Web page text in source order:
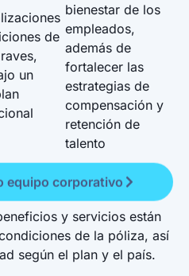
de
un
bienestar de los
empleados,
además de
fortalecer las
estrategias de
compensación y
retención de
talento
y servicios están
de la póliza, así
según el plan y el país.